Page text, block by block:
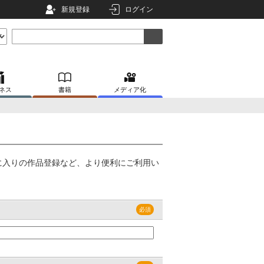
新規登録 ログイン
ス 書籍 メディア化
りの作品登録など、より便利にご利用い